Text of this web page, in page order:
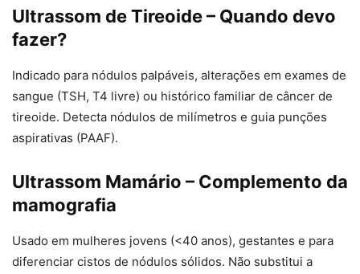
Ultrassom de Tireoide – Quando devo
fazer?
Indicado para nódulos palpáveis, alterações em exames de
sangue (TSH, T4 livre) ou histórico familiar de câncer de
tireoide. Detecta nódulos de milímetros e guia punções
aspirativas (PAAF).
Ultrassom Mamário – Complemento da
mamografia
Usado em mulheres jovens (<40 anos), gestantes e para
diferenciar cistos de nódulos sólidos. Não substitui a